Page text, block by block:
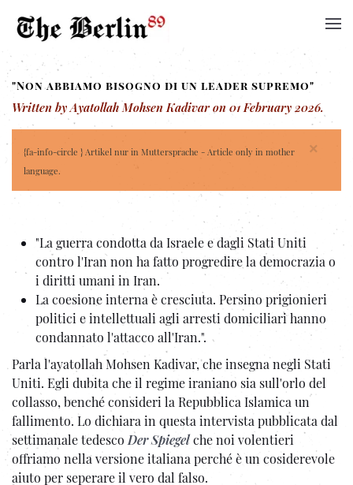
"Non abbiamo bisogno di un leader supremo"
Written by Ayatollah Mohsen Kadivar on 01 February 2026.
×
{fa-info-circle } Artikel nur in Muttersprache - Article only in mother
language.
"La guerra condotta da Israele e dagli Stati Uniti
contro l'Iran non ha fatto progredire la democrazia o
i diritti umani in Iran.
La coesione interna è cresciuta. Persino prigionieri
politici e intellettuali agli arresti domiciliari hanno
condannato l'attacco all'Iran.".
Parla l'ayatollah Mohsen Kadivar, che insegna negli Stati
Uniti. Egli dubita che il regime iraniano sia sull'orlo del
collasso, benché consideri la Repubblica Islamica un
fallimento. Lo dichiara in questa intervista pubblicata dal
settimanale tedesco Der Spiegelche noi volentieri
offriamo nella versione italiana perché è un cosiderevole
aiuto per seperare il vero dal falso.